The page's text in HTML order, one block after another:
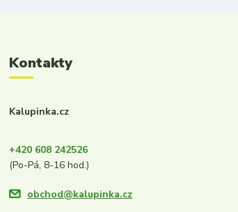
Kontakty
Kalupinka.cz
+420 608 242526
(Po-Pá, 8-16 hod.)
obchod@kalupinka.cz